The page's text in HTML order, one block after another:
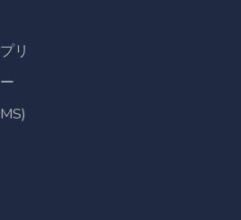
リ